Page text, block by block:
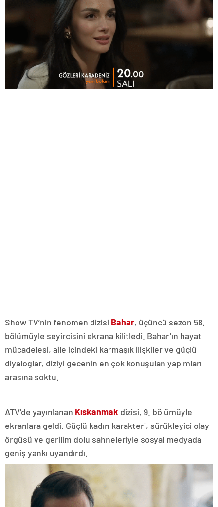
Show TV’nin fenomen dizisi Bahar, üçüncü sezon 58.
bölümüyle seyircisini ekrana kilitledi. Bahar’ın hayat
mücadelesi, aile içindeki karmaşık ilişkiler ve güçlü
diyaloglar, diziyi gecenin en çok konuşulan yapımları
arasına soktu.
ATV’de yayınlanan Kıskanmak dizisi, 9. bölümüyle
ekranlara geldi. Güçlü kadın karakteri, sürükleyici olay
örgüsü ve gerilim dolu sahneleriyle sosyal medyada
geniş yankı uyandırdı.